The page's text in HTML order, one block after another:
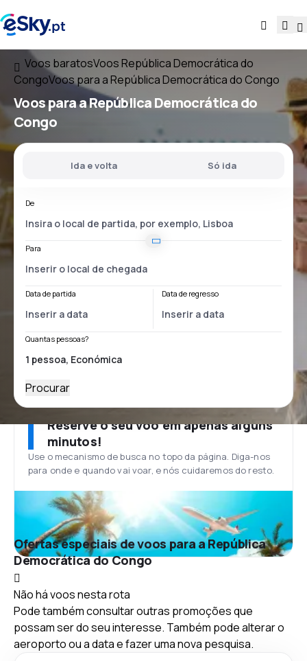
Voos baratosVoos República Democrática do
CongoVoos para a República Democrática do Congo
Voospara a República Democrática do
Congo
Ida e volta Só ida
De
Para
Data de partida Data de regresso
Quantas pessoas?
Procurar
Reserve o seu voo em apenas alguns
minutos!
Use o mecanismo de busca no topo da página. Diga-nos
para onde e quando vai voar, e nós cuidaremos do resto.
Ofertas especiais de voos para a República
Democrática do Congo
Não há voos nesta rota
Pode também consultar outras promoções que
possam ser do seu interesse. Também pode alterar o
aeroporto ou a data e fazer uma nova pesquisa.